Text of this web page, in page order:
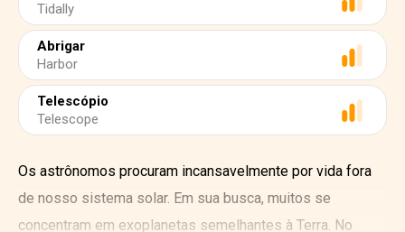
Tidally
Abrigar
Harbor
Telescópio
Telescope
Os astrônomos procuram incansavelmente por vida fora
de nosso sistema solar. Em sua busca, muitos se
concentram em exoplanetas semelhantes à Terra. No